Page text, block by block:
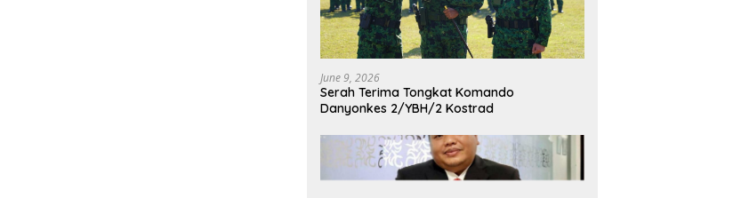
June 9, 2026
Serah Terima Tongkat Komando
Danyonkes 2/YBH/2 Kostrad